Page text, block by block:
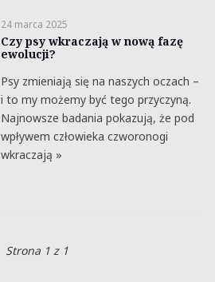
24 marca 2025
Czy psy wkraczają w nową fazę
ewolucji?
Psy zmieniają się na naszych oczach –
i to my możemy być tego przyczyną.
Najnowsze badania pokazują, że pod
wpływem człowieka czworonogi
wkraczają »
Strona 1 z 1